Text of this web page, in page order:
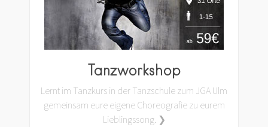
Tanzworkshop
Lernt im Tanzkurs in der Tanzschule zum JGA Ulm
gemeinsam eure eigene Choreografie zu eurem
Lieblingssong. ❯